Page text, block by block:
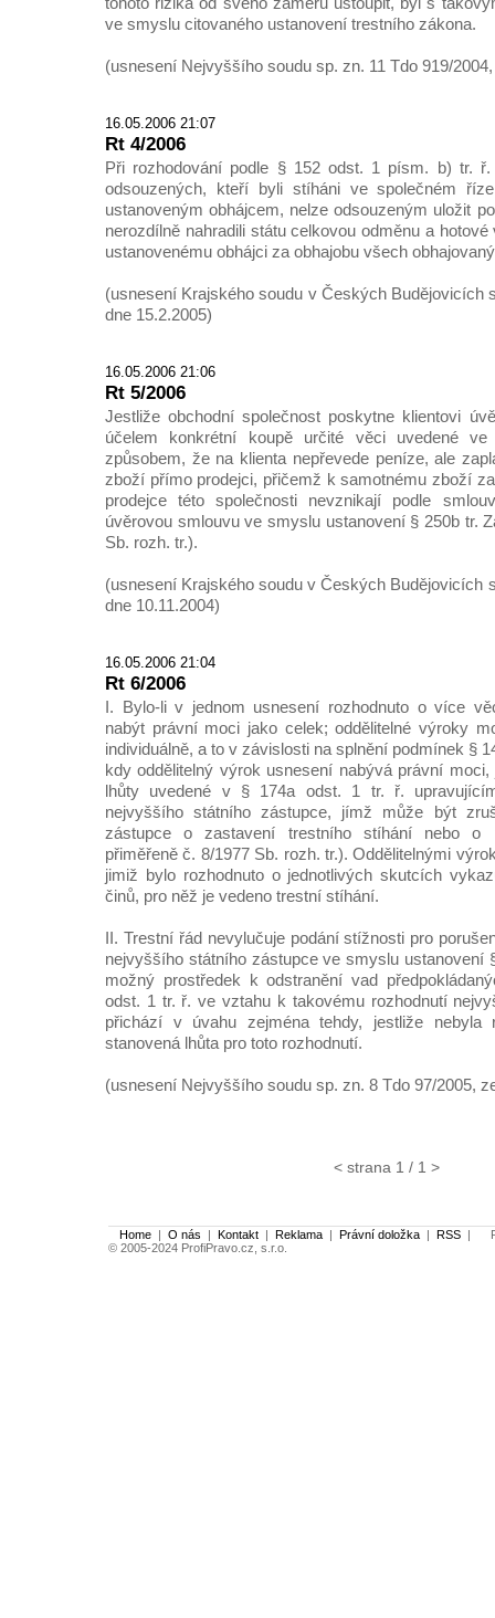
ve smyslu citovaného ustanovení trestního zákona.
(usnesení Nejvyššího soudu sp. zn. 11 Tdo 919/
16.05.2006 21:07
Rt 4/2006
Při rozhodování podle § 152 odst. 1 písm. b) tr.
odsouzených, kteří byli stíháni ve společném
ustanoveným obhájcem, nelze odsouzeným uložit
nerozdílně nahradili státu celkovou odměnu a
ustanovenému obhájci za obhajobu všech
(usnesení Krajského soudu v Českých Budějovicích
dne 15.2.2005)
16.05.2006 21:06
Rt 5/2006
Jestliže obchodní společnost poskytne klientovi
účelem konkrétní koupě určité věci uvedené
způsobem, že na klienta nepřevede peníze, ale
zboží přímo prodejci, přičemž k samotnému zboží
prodejce této společnosti nevznikají podle
úvěrovou smlouvu ve smyslu ustanovení § 250b tr.
Sb. rozh. tr.).
(usnesení Krajského soudu v Českých Budějovicích
dne 10.11.2004)
16.05.2006 21:04
Rt 6/2006
I. Bylo-li v jednom usnesení rozhodnuto o více
nabýt právní moci jako celek; oddělitelné výroky
individuálně, a to v závislosti na splnění podmínek §
kdy oddělitelný výrok usnesení nabývá právní
lhůty uvedené v § 174a odst. 1 tr. ř.
nejvyššího státního zástupce, jímž může být
zástupce o zastavení trestního stíhání nebo o
přiměřeně č. 8/1977 Sb. rozh. tr.). Oddělitelnými
jimiž bylo rozhodnuto o jednotlivých skutcích
činů, pro něž je vedeno trestní stíhání.
II. Trestní řád nevylučuje podání stížnosti pro
nejvyššího státního zástupce ve smyslu ustanovení
možný prostředek k odstranění vad
odst. 1 tr. ř. ve vztahu k takovému rozhodnutí
přichází v úvahu zejména tehdy, jestliže nebyla
stanovená lhůta pro toto rozhodnutí.
(usnesení Nejvyššího soudu sp. zn. 8 Tdo 97/2005,
< strana 1 / 1 >
Home | O nás | Kontakt | Reklama | Právní doložka | RSS |
© 2005-2024 ProfiPravo.cz, s.r.o.